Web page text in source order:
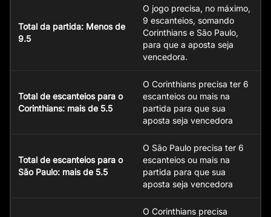
Total da partida: Menos de
9.5
O jogo precisa, no máximo,
9 escanteios, somando
Corinthians e São Paulo,
para que a aposta seja
vencedora.
Total de escanteios para o
Corinthians: mais de 5.5
O Corinthians precisa ter 6
escanteios ou mais na
partida para que sua
aposta seja vencedora
Total de escanteios para o
São Paulo: mais de 5.5
O São Paulo precisa ter 6
escanteios ou mais na
partida para que sua
aposta seja vencedora
O Corinthians precisa